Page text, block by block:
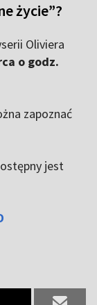
życie”?
Oliviera
o godz.
zapoznać
jest